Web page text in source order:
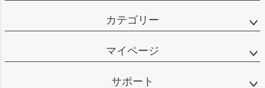
カテゴリー
マイページ
サポート